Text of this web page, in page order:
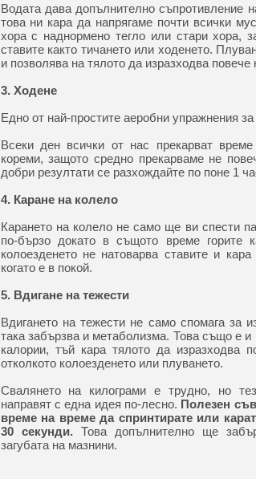
Водата дава допълнително съпротивление
това ни кара да напрягаме почти всички
хора с наднормено тегло или стари хора,
ставите както тичането или ходенето.
и позволява на тялото да изразходва повече
3. Ходене
Едно от най-простите аеробни упражнения
Всеки ден всички от нас прекарват
кореми, защото средно прекарваме не
добри резултати се разхождайте по поне 1
4. Каране на колело
Карането на колело не само ще ви спести
по-бързо докато в същото време горите
колоезденето не натоварва ставите и
когато е в покой.
5. Вдигане на тежести
Вдигането на тежести не само спомага за
така забързва и метаболизма. Това също е и
калории, тъй кара тялото да изразходва
отколкото колоезденето или плуването.
Свалянето на килограми е трудно, но
направят с една идея по-лесно. Полезен
време на време да спринтирате или
30 секунди.Това допълнително ще
загубата на мазнини.